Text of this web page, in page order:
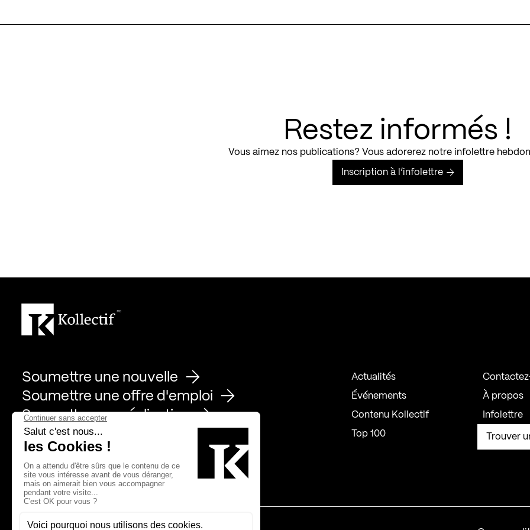
Restez informés !
Vous aimez nos publications? Vous adorerez notre infolettre
Inscription à l’infolettre
Soumettre une nouvelle
Soumettre une offre d'emploi
Soumettre une réalisation
Actualités
Événements
Contenu Kollectif
Top 100
À propos
Infolettre
Trouver
Page Facebook de Kollectif
Page Instagram de Kollectif
Page Linkedin de Kollectif